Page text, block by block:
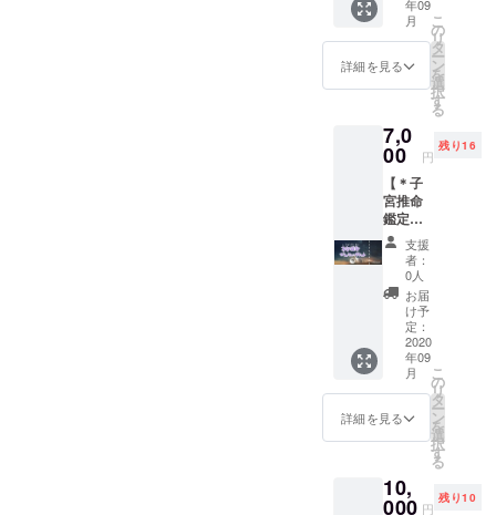
を感じ
られた
として
も、返
ねます
ので、
あらか
じめご
了承く
ださ
い。
か、
データ
にてお
送りさ
せてい
ただき
【お願
い】 ※
鑑定は
100％の
効果効
能を保
証する
もので
はござ
いませ
ん。 鑑
定内容
に不満
を感じ
られた
として
も、返
ねます
ので、
年09
月
詳細を見る
こ
の
リ
タ
ー
ン
を
選
択
す
る
7,0
00 円
残り16
【＊子
宮推命
鑑定
コース
＊】 ３
名様分
の鑑定
書を作
成し、
郵送
か、
データ
にてお
送りさ
せてい
ただき
【お願
い】 ※
支援
者：
0人
お届
け予
定：
2020
年09
月
詳細を見る
こ
の
リ
タ
ー
ン
を
選
択
す
る
10,
000 円
残り10